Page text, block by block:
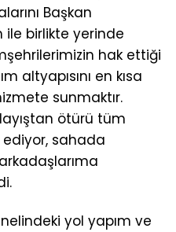
Başkan
ile birlikte yerinde
hak ettiği
altyapısını en kısa
sunmaktır.
ötürü tüm
ediyor, sahada
yol yapım ve